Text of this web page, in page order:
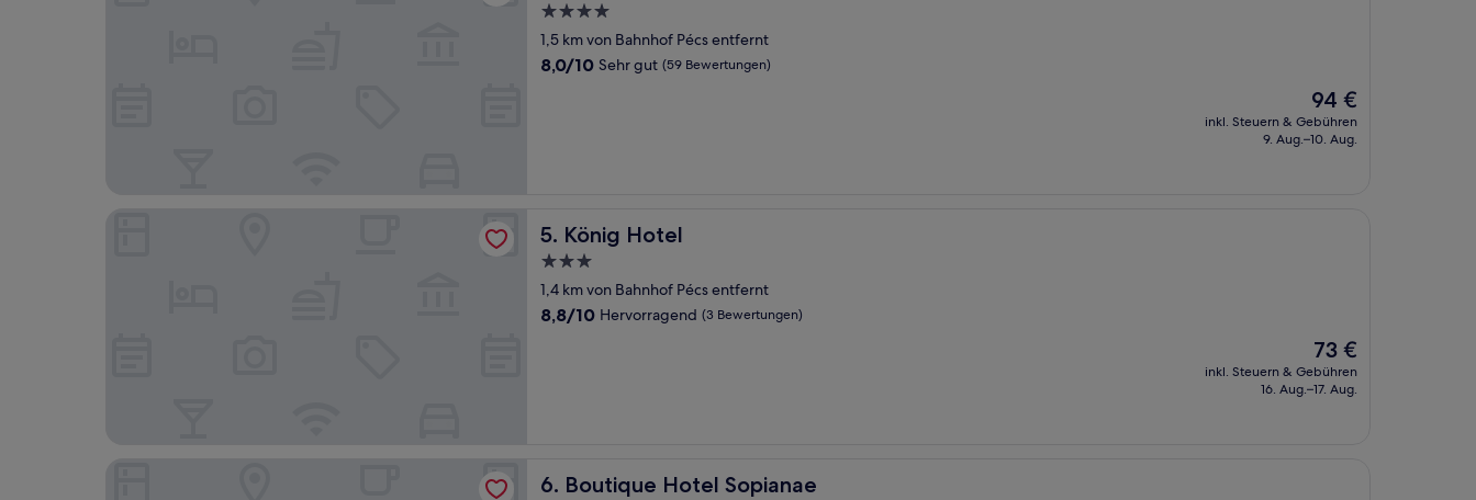
4.0-
Sterne-
Unterkunft
1,5 km von Bahnhof Pécs entfernt
8.0
8,0/10 Sehr gut (59 Bewertungen)
Der
Preis
beträgt
94 €
inkl. Steuern & Gebühren
9. Aug.–10. Aug.
5. König Hotel
König Hotel
3.0-
Sterne-
Unterkunft
1,4 km von Bahnhof Pécs entfernt
8.8
8,8/10 Hervorragend (3 Bewertungen)
Der
Preis
beträgt
73 €
inkl. Steuern & Gebühren
16. Aug.–17. Aug.
6. Boutique Hotel Sopianae
Boutique Hotel Sopianae